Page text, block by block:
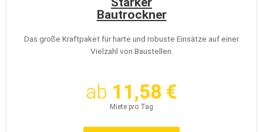
Bautrockner
Das große Kraftpaket für harte und robuste Einsätze auf einer
Vielzahl von Baustellen.
ab 11,58 €
Miete pro Tag